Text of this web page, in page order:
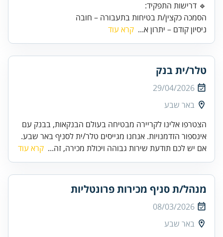
הסמכה כקצין/ת בטיחות בתעבורה – חובה
ניסיון קודם – יתרון א... קרא עוד
טלר/ית בנק
29/04/2026
באר שבע
הצטרפו אלינו לקריירה מבטיחה בעולם הבנקאות, בבנק עם
אינספור הזדמנויות. אנחנו מגייסים טלר/ית לסניף באר שבע.
אם יש לכם תודעת שירות גבוהה ויכולת מכירה, זה... קרא עוד
מנהל/ת סניף מכירות פרונטליות
08/03/2026
באר שבע